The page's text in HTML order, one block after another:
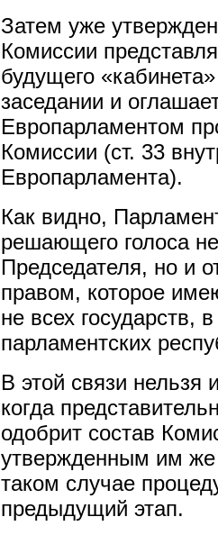
Затем уже
Комиссии
будущего
заседании и
Европарламентом
Комиссии (ст. 33
Европарламента).
Как видно,
решающего голоса
Председателя, но и
правом, которое
не всех государств,
парламентских
В этой связи нельзя
когда
одобрит состав
утвержденным им
таком случае
предыдущий этап.